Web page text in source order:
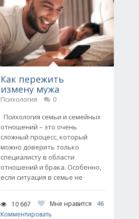
Как пережить
измену мужа
Психология
0
Психология семьи и семейных
отношений – это очень
сложный процесс, который
можно доверить только
специалисту в области
отношений и брака. Особенно,
если ситуация в семье не
10 667 Мне нравится
46
Комментировать